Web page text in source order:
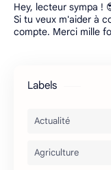
Hey, lecteur sympa !
Si tu veux m'aider à
compte. Merci mille
Labels
Actualité
Agriculture